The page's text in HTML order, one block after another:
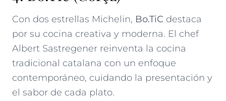
Con dos estrellas Michelin, Bo.TiC destaca
por su cocina creativa y moderna. El chef
Albert Sastregener reinventa la cocina
tradicional catalana con un enfoque
contemporáneo, cuidando la presentación y
el sabor de cada plato.